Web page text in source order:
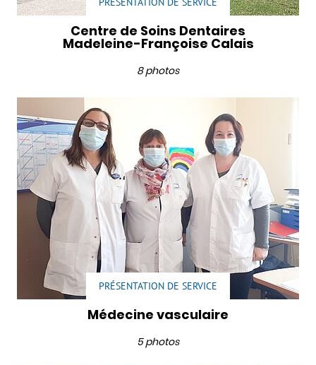
Centre de Soins Dentaires
Madeleine-Françoise Calais
8 photos
PRÉSENTATION DE SERVICE
Médecine vasculaire
5 photos